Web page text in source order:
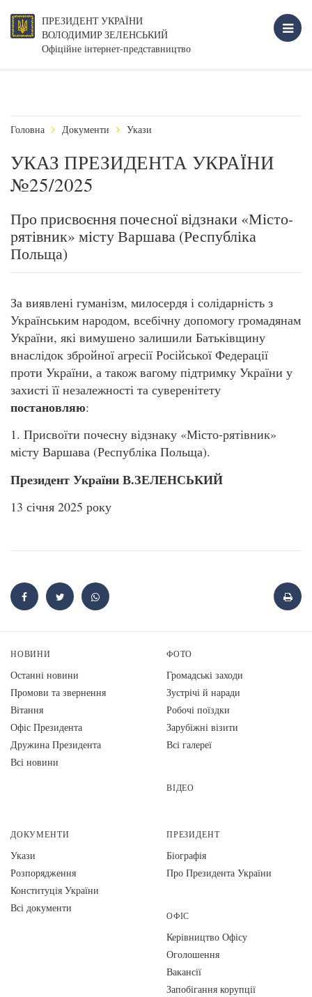
ПРЕЗИДЕНТ УКРАЇНИ
ВОЛОДИМИР ЗЕЛЕНСЬКИЙ
Офіційне інтернет-представництво
Головна Документи Укази
УКАЗ ПРЕЗИДЕНТА УКРАЇНИ
№25/2025
Про присвоєння почесної відзнаки «Місто-
рятівник» місту Варшава (Республіка
Польща)
За виявлені гуманізм, милосердя і солідарність з
Українським народом, всебічну допомогу громадянам
України, які вимушено залишили Батьківщину
внаслідок збройної агресії Російської Федерації
проти України, а також вагому підтримку України у
захисті її незалежності та суверенітету
постановляю:
1. Присвоїти почесну відзнаку «Місто-рятівник»
місту Варшава (Республіка Польща).
Президент України В.ЗЕЛЕНСЬКИЙ
13 січня 2025 року
НОВИНИ
Останні новини
Промови та звернення
Вiтання
Офіс Президента
Дружина Президента
Всі новини
ФОТО
Громадські заходи
Зустрічі й наради
Робочі поїздки
Зарубіжні візити
Всі галереї
ВІДЕО
ДОКУМЕНТИ
Укази
Розпорядження
Конституція України
Всі документи
ПРЕЗИДЕНТ
Біографія
Про Президента України
ОФІС
Керівництво Офісу
Оголошення
Вакансії
Запобігання корупції